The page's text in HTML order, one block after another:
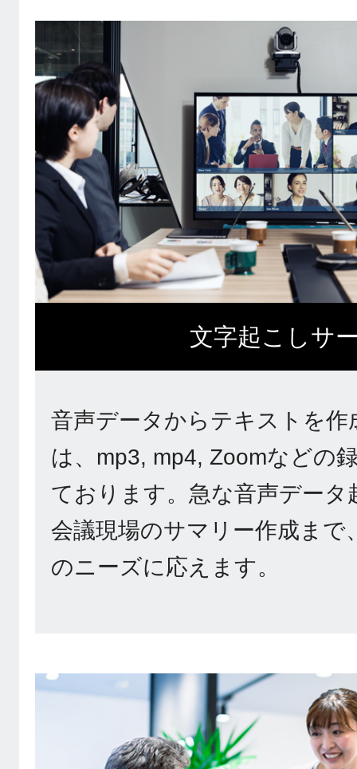
文字起こしサ
音声データからテキストを作
は、mp3, mp4, Zoomなどの
ております。急な音声データ
会議現場のサマリー作成まで
のニーズに応えます。